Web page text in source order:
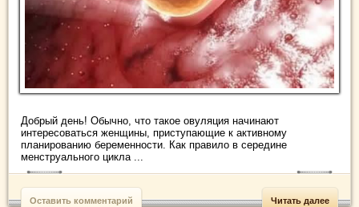
Добрый день! Обычно, что такое овуляция начинают
интересоваться женщины, приступающие к активному
планированию беременности. Как правило в середине
менструального цикла ...
Читать далее
Оставить комментарий